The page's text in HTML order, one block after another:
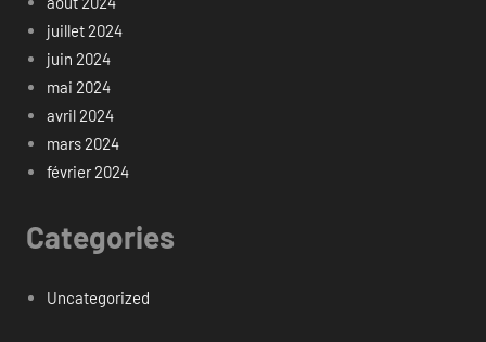
juillet 2024
juin 2024
mai 2024
avril 2024
mars 2024
février 2024
Categories
Uncategorized